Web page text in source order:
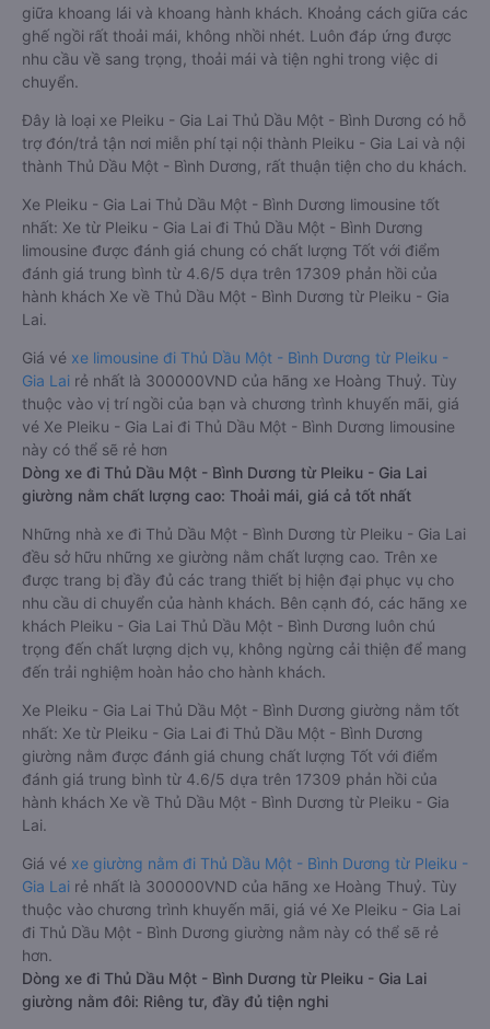
giữa khoang lái và khoang hành khách. Khoảng cách giữa các
ghế ngồi rất thoải mái, không nhồi nhét. Luôn đáp ứng được
nhu cầu về sang trọng, thoải mái và tiện nghi trong việc di
chuyển.
Đây là loại xe Pleiku - Gia Lai Thủ Dầu Một - Bình Dương có hỗ
trợ đón/trả tận nơi miễn phí tại nội thành Pleiku - Gia Lai và nội
thành Thủ Dầu Một - Bình Dương, rất thuận tiện cho du khách.
Xe Pleiku - Gia Lai Thủ Dầu Một - Bình Dương limousine tốt
nhất: Xe từ Pleiku - Gia Lai đi Thủ Dầu Một - Bình Dương
limousine được đánh giá chung có chất lượng Tốt với điểm
đánh giá trung bình từ 4.6/5 dựa trên 17309 phản hồi của
hành khách Xe về Thủ Dầu Một - Bình Dương từ Pleiku - Gia
Lai.
Giá vé xe limousine đi Thủ Dầu Một - Bình Dương từ Pleiku -
Gia Lai rẻ nhất là 300000VND của hãng xe Hoàng Thuỷ. Tùy
thuộc vào vị trí ngồi của bạn và chương trình khuyến mãi, giá
vé Xe Pleiku - Gia Lai đi Thủ Dầu Một - Bình Dương limousine
này có thể sẽ rẻ hơn
Dòng xe đi Thủ Dầu Một - Bình Dương từ Pleiku - Gia Lai
giường nằm chất lượng cao: Thoải mái, giá cả tốt nhất
Những nhà xe đi Thủ Dầu Một - Bình Dương từ Pleiku - Gia Lai
đều sở hữu những xe giường nằm chất lượng cao. Trên xe
được trang bị đầy đủ các trang thiết bị hiện đại phục vụ cho
nhu cầu di chuyển của hành khách. Bên cạnh đó, các hãng xe
khách Pleiku - Gia Lai Thủ Dầu Một - Bình Dương luôn chú
trọng đến chất lượng dịch vụ, không ngừng cải thiện để mang
đến trải nghiệm hoàn hảo cho hành khách.
Xe Pleiku - Gia Lai Thủ Dầu Một - Bình Dương giường nằm tốt
nhất: Xe từ Pleiku - Gia Lai đi Thủ Dầu Một - Bình Dương
giường nằm được đánh giá chung chất lượng Tốt với điểm
đánh giá trung bình từ 4.6/5 dựa trên 17309 phản hồi của
hành khách Xe về Thủ Dầu Một - Bình Dương từ Pleiku - Gia
Lai.
Giá vé xe giường nằm đi Thủ Dầu Một - Bình Dương từ Pleiku -
Gia Lai rẻ nhất là 300000VND của hãng xe Hoàng Thuỷ. Tùy
thuộc vào chương trình khuyến mãi, giá vé Xe Pleiku - Gia Lai
đi Thủ Dầu Một - Bình Dương giường nằm này có thể sẽ rẻ
hơn.
Dòng xe đi Thủ Dầu Một - Bình Dương từ Pleiku - Gia Lai
giường nằm đôi: Riêng tư, đầy đủ tiện nghi